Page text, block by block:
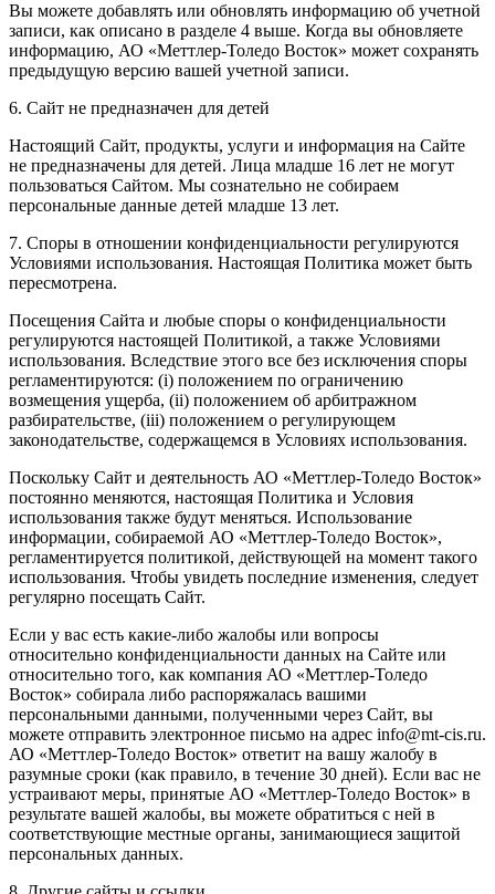
Вы можете добавлять или обновлять информацию об учетной
записи, как описано в разделе 4 выше. Когда вы обновляете
информацию, АО «Меттлер-Толедо Восток» может сохранять
предыдущую версию вашей учетной записи.
6. Сайт не предназначен для детей
Настоящий Сайт, продукты, услуги и информация на Сайте
не предназначены для детей. Лица младше 16 лет не могут
пользоваться Сайтом. Мы сознательно не собираем
персональные данные детей младше 13 лет.
7. Споры в отношении конфиденциальности регулируются
Условиями использования. Настоящая Политика может быть
пересмотрена.
Посещения Сайта и любые споры о конфиденциальности
регулируются настоящей Политикой, а также Условиями
использования. Вследствие этого все без исключения споры
регламентируются: (i) положением по ограничению
возмещения ущерба, (ii) положением об арбитражном
разбирательстве, (iii) положением о регулирующем
законодательстве, содержащемся в Условиях использования.
Поскольку Сайт и деятельность АО «Меттлер-Толедо Восток»
постоянно меняются, настоящая Политика и Условия
использования также будут меняться. Использование
информации, собираемой АО «Меттлер-Толедо Восток»,
регламентируется политикой, действующей на момент такого
использования. Чтобы увидеть последние изменения, следует
регулярно посещать Сайт.
Если у вас есть какие-либо жалобы или вопросы
относительно конфиденциальности данных на Сайте или
относительно того, как компания АО «Меттлер-Толедо
Восток» собирала либо распоряжалась вашими
персональными данными, полученными через Сайт, вы
можете отправить электронное письмо на адрес info@mt-cis.ru.
АО «Меттлер-Толедо Восток» ответит на вашу жалобу в
разумные сроки (как правило, в течение 30 дней). Если вас не
устраивают меры, принятые АО «Меттлер-Толедо Восток» в
результате вашей жалобы, вы можете обратиться с ней в
соответствующие местные органы, занимающиеся защитой
персональных данных.